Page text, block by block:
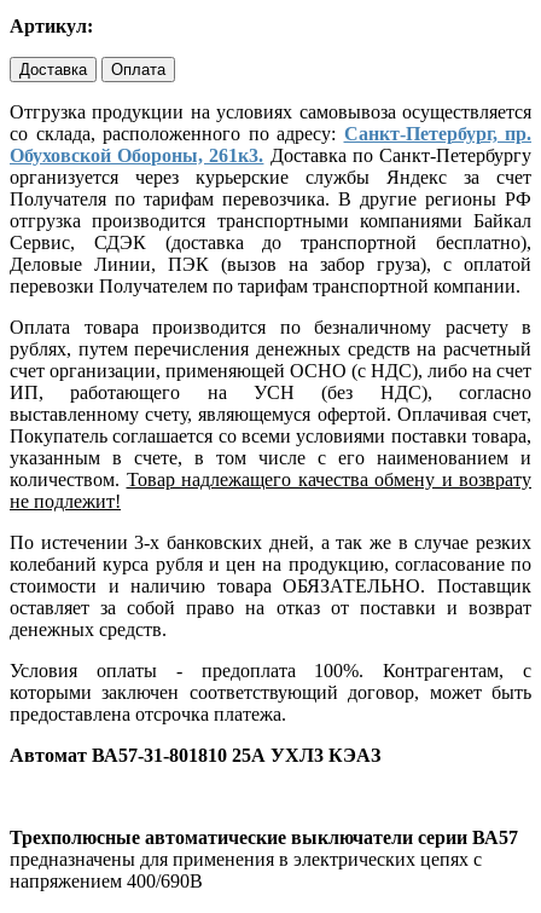
Артикул:
Доставка Оплата
Отгрузка продукции на условиях самовывоза осуществляется
со склада, расположенного по адресу: Санкт-Петербург, пр.
Обуховской Обороны, 261к3. Доставка по Санкт-Петербургу
организуется через курьерские службы Яндекс за счет
Получателя по тарифам перевозчика. В другие регионы РФ
отгрузка производится транспортными компаниями Байкал
Сервис, СДЭК (доставка до транспортной бесплатно),
Деловые Линии, ПЭК (вызов на забор груза), с оплатой
перевозки Получателем по тарифам транспортной компании.
Оплата товара производится по безналичному расчету в
рублях, путем перечисления денежных средств на расчетный
счет организации, применяющей ОСНО (с НДС), либо на счет
ИП, работающего на УСН (без НДС), согласно
выставленному счету, являющемуся офертой. Оплачивая счет,
Покупатель соглашается со всеми условиями поставки товара,
указанным в счете, в том числе с его наименованием и
количеством. Товар надлежащего качества обмену и возврату
не подлежит!
По истечении 3-х банковских дней, а так же в случае резких
колебаний курса рубля и цен на продукцию, согласование по
стоимости и наличию товара ОБЯЗАТЕЛЬНО. Поставщик
оставляет за собой право на отказ от поставки и возврат
денежных средств.
Условия оплаты - предоплата 100%. Контрагентам, с
которыми заключен соответствующий договор, может быть
предоставлена отсрочка платежа.
Автомат ВА57-31-801810 25А УХЛ3 КЭАЗ
Трехполюсные автоматические выключатели серии ВА57
предназначены для применения в электрических цепях с
напряжением 400/690В